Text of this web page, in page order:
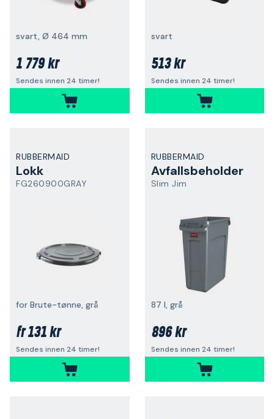
svart, Ø 464 mm
1 779 kr
Sendes innen 24 timer!
svart
513 kr
Sendes innen 24 timer!
RUBBERMAID
Lokk
FG260900GRAY
for Brute-tønne, grå
fr131 kr
Sendes innen 24 timer!
RUBBERMAID
Avfallsbeholder
Slim Jim
87 l, grå
896 kr
Sendes innen 24 timer!